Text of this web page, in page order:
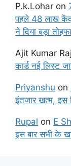
P.k.Lohar on
पहले 48 लाख
ने दिया बड़ा तोहफा
Ajit Kumar
कार्ड नई लिस्ट
Priyanshu on
इंतजार खत्म, इस
Rupal on E
इस बार सभी के